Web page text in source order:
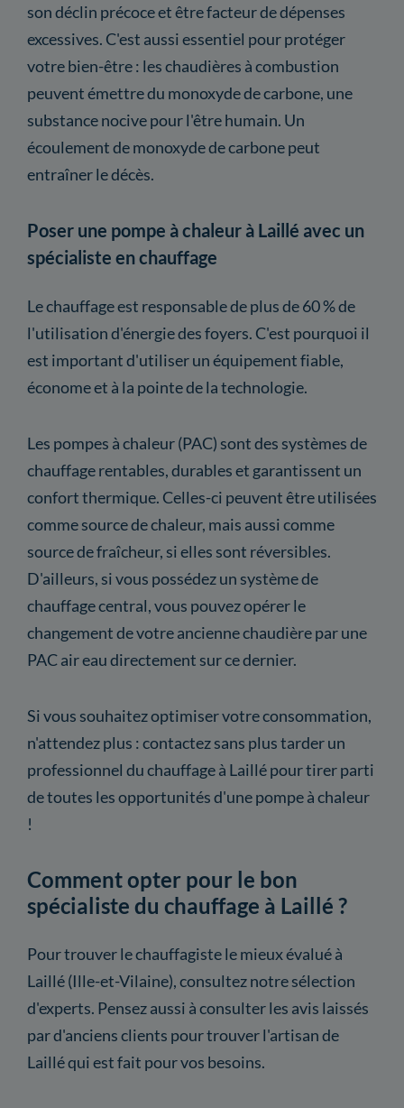
son déclin précoce et être facteur de dépenses
excessives. C'est aussi essentiel pour protéger
votre bien-être : les chaudières à combustion
peuvent émettre du monoxyde de carbone, une
substance nocive pour l'être humain. Un
écoulement de monoxyde de carbone peut
entraîner le décès.
Poser une pompe à chaleur à Laillé avec un
spécialiste en chauffage
Le chauffage est responsable de plus de 60 % de
l'utilisation d'énergie des foyers. C'est pourquoi il
est important d'utiliser un équipement fiable,
économe et à la pointe de la technologie.
Les pompes à chaleur (PAC) sont des systèmes de
chauffage rentables, durables et garantissent un
confort thermique. Celles-ci peuvent être utilisées
comme source de chaleur, mais aussi comme
source de fraîcheur, si elles sont réversibles.
D'ailleurs, si vous possédez un système de
chauffage central, vous pouvez opérer le
changement de votre ancienne chaudière par une
PAC air eau directement sur ce dernier.
Si vous souhaitez optimiser votre consommation,
n'attendez plus : contactez sans plus tarder un
professionnel du chauffage à Laillé pour tirer parti
de toutes les opportunités d'une pompe à chaleur
!
Comment opter pour le bon
spécialiste du chauffage à Laillé ?
Pour trouver le chauffagiste le mieux évalué à
Laillé (Ille-et-Vilaine), consultez notre sélection
d'experts. Pensez aussi à consulter les avis laissés
par d'anciens clients pour trouver l'artisan de
Laillé qui est fait pour vos besoins.